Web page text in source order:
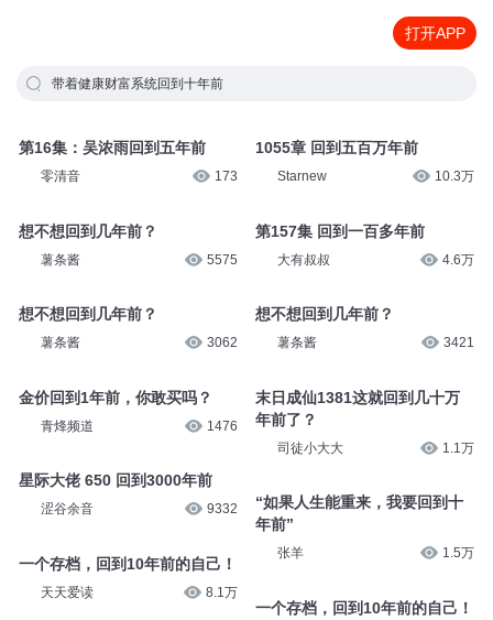
打开APP
带着健康财富系统回到十年前
第16集：吴浓雨回到五年前
零清音 173
想不想回到几年前？
薯条酱 5575
想不想回到几年前？
薯条酱 3062
金价回到1年前，你敢买吗？
青烽频道 1476
星际大佬 650 回到3000年前
涩谷余音 9332
一个存档，回到10年前的自己！
天天爱读 8.1万
1055章 回到五百万年前
Starnew 10.3万
第157集 回到一百多年前
大有叔叔 4.6万
想不想回到几年前？
薯条酱 3421
末日成仙1381这就回到几十万
年前了？
司徒小大大 1.1万
“如果人生能重来，我要回到十
年前”
张羊 1.5万
一个存档，回到10年前的自己！